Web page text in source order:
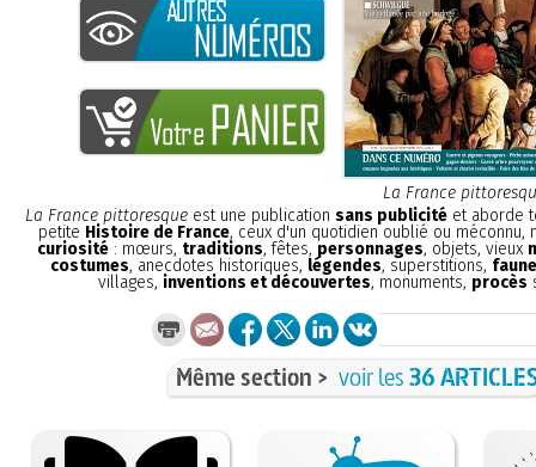
La France
La France pittoresque est une publication sans publicité et aborde
petite Histoire de France, ceux d'un quotidien oublié ou méconnu,
curiosité : mœurs, traditions, fêtes, personnages, objets, vieux
costumes, anecdotes historiques, légendes, superstitions,
villages, inventions et découvertes, monuments, procès
Même section > voir les36